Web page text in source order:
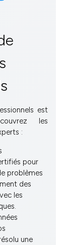
est
les
:
pour
problèmes
des
les
une